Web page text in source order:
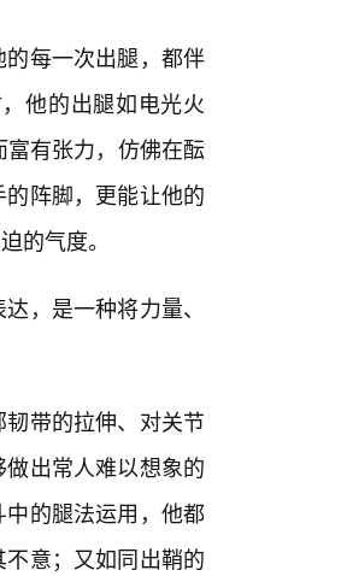
每一次出腿，都伴
他的出腿如电光火
有张力，仿佛在酝
阵脚，更能让他的
的气度。
，是一种将力量、
带的拉伸、对关节
出常人难以想象的
的腿法运用，他都
意；又如同出鞘的